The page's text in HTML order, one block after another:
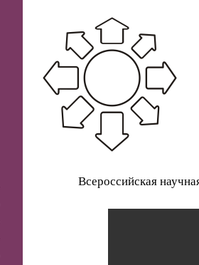
Всероссийская